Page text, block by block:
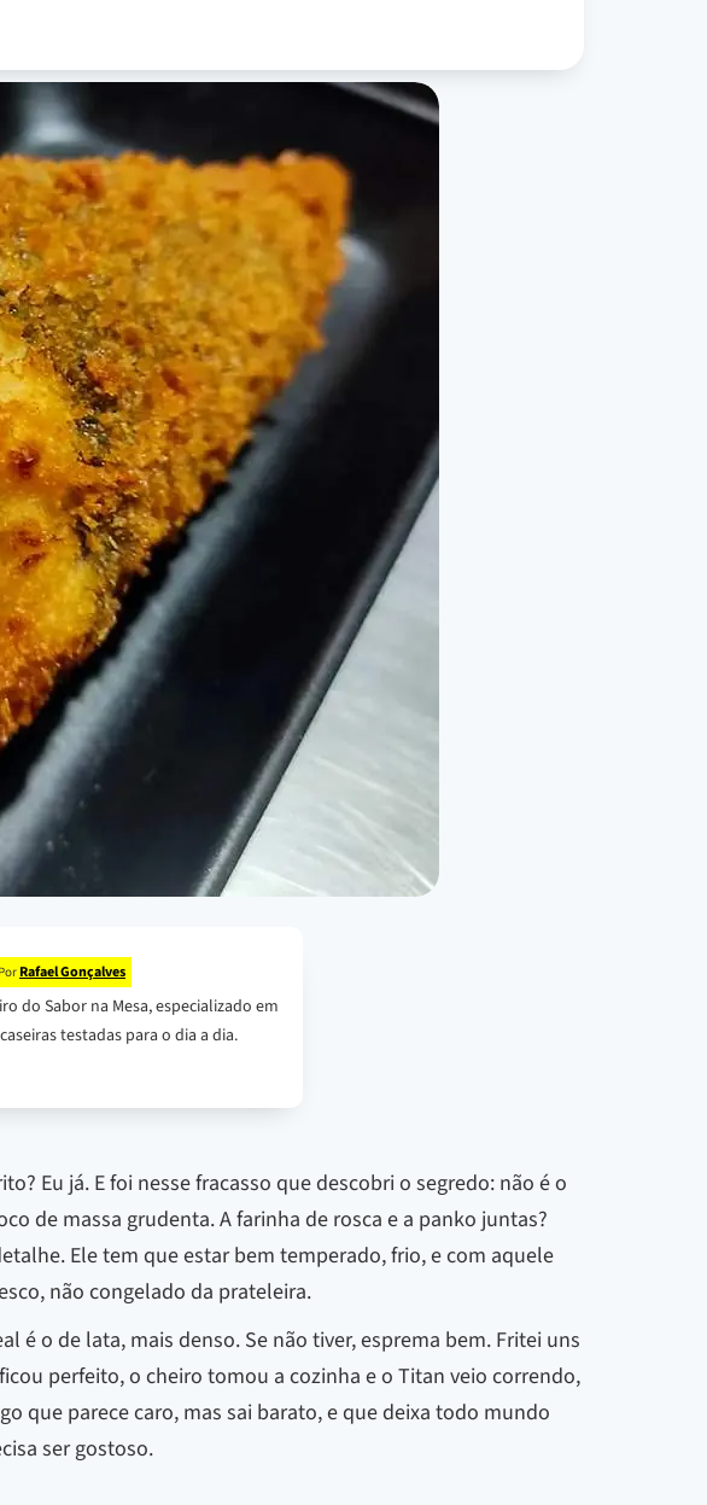
Por Rafael Gonçalves
do Sabor na Mesa, especializado em
testadas para o dia a dia.
Eu já. E foi nesse fracasso que descobri o segredo: não é o
de massa grudenta. A farinha de rosca e a panko juntas?
Ele tem que estar bem temperado, frio, e com aquele
não congelado da prateleira.
é o de lata, mais denso. Se não tiver, esprema bem. Fritei uns
perfeito, o cheiro tomou a cozinha e o Titan veio correndo,
que parece caro, mas sai barato, e que deixa todo mundo
ser gostoso.